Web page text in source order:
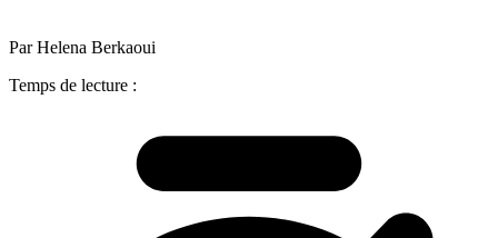
Par Helena Berkaoui
Temps de lecture :